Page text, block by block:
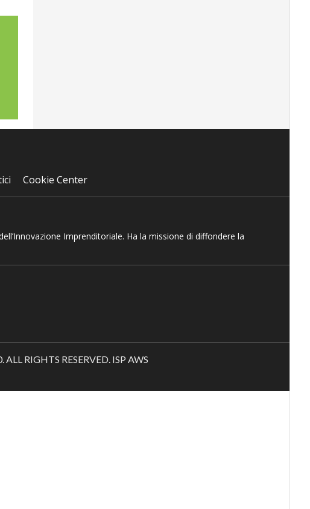
Cookie Center
Imprenditoriale. Ha la missione di diffondere la
RIGHTS RESERVED. ISP AWS